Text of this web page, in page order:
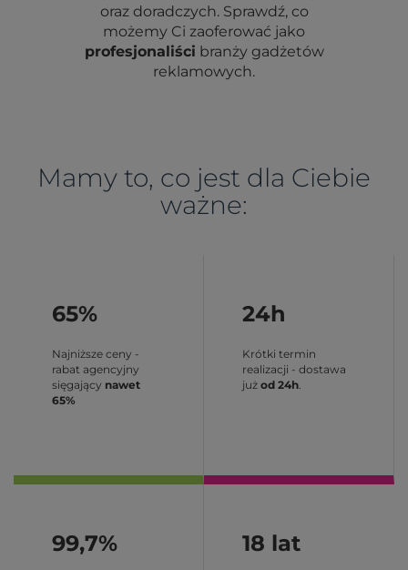
oraz doradczych. Sprawdź, co
możemy Ci zaoferować jako
profesjonaliści branży gadżetów
reklamowych.
Mamy to, co jest dla Ciebie
ważne:
65%
Najniższe ceny -
rabat agencyjny
sięgający nawet
65%
24h
Krótki termin
realizacji - dostawa
już od 24h.
99,7% 18 lat